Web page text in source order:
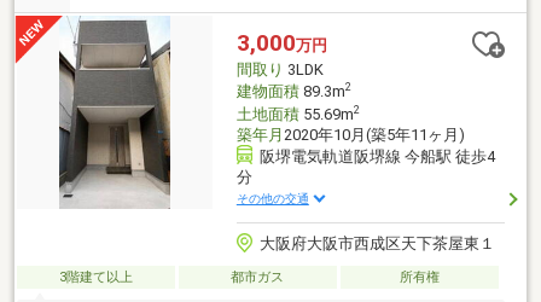
3,000万円
間取り 3LDK
建物面積89.3m2
土地面積55.69m2
築年月 2020年10月(築5年11ヶ月)
阪堺電気軌道阪堺線 今船駅 徒歩4
分
その他の交通
大阪府大阪市西成区天下茶屋東１
3階建て以上 都市ガス 所有権